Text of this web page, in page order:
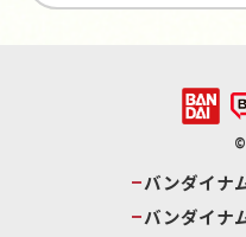
バンダイナ
バンダイナ